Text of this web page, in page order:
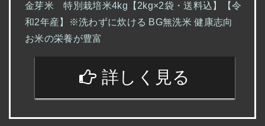
金芽米 特別栽培米4kg【2kg×2袋・送料込】【令
和2年産】※洗わずに炊ける BG無洗米 健康志向
お米の栄養が豊富
詳しく見る